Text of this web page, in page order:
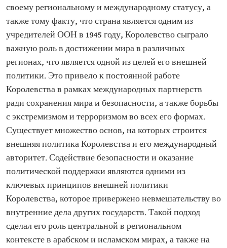
своему региональному и международному статусу, а
также тому факту, что страна является одним из
учредителей ООН в 1945 году, Королевство сыграло
важную роль в достижении мира в различных
регионах, что является одной из целей его внешней
политики. Это привело к постоянной работе
Королевства в рамках международных партнерств
ради сохранения мира и безопасности, а также борьбы
с экстремизмом и терроризмом во всех его формах.
Существует множество основ, на которых строится
внешняя политика Королевства и его международный
авторитет. Содействие безопасности и оказание
политической поддержки являются одними из
ключевых принципов внешней политики
Королевства, которое привержено невмешательству во
внутренние дела других государств. Такой подход
сделал его роль центральной в региональном
контексте в арабском и исламском мирах, а также на